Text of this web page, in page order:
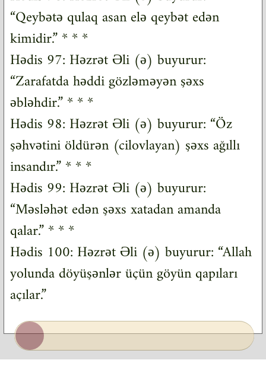
“Qeybətə qulaq asan elə qeybət edən
kimidir.” * * *
Hədis 97: Həzrət Əli (ə) buyurur:
“Zarafatda həddi gözləməyən şəxs
əbləhdir.” * * *
Hədis 98: Həzrət Əli (ə) buyurur: “Öz
şəhvətini öldürən (cilovlayan) şəxs ağıllı
insandır.” * * *
Hədis 99: Həzrət Əli (ə) buyurur:
“Məsləhət edən şəxs xatadan amanda
qalar.” * * *
Hədis 100: Həzrət Əli (ə) buyurur: “Allah
yolunda döyüşənlər üçün göyün qapıları
açılar.”